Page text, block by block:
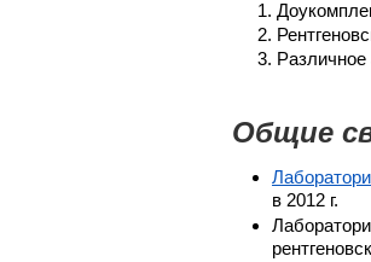
Различное
Общие
в 2012 г.